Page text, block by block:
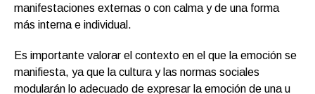
manifestaciones externas o con calma y de una forma
más interna e individual.
Es importante valorar el contexto en el que la emoción se
manifiesta, ya que la cultura y las normas sociales
modularán lo adecuado de expresar la emoción de una u